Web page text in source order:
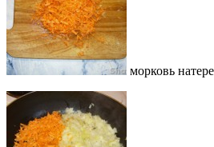
морковь